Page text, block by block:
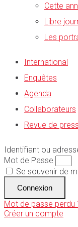
Cette
Libre
Les
International
Enquêtes
Agenda
Collaborateurs
Revue de
Identifiant ou
Mot de Passe
Se souvenir de
Connexion
Mot de passe perdu
Créer un compte